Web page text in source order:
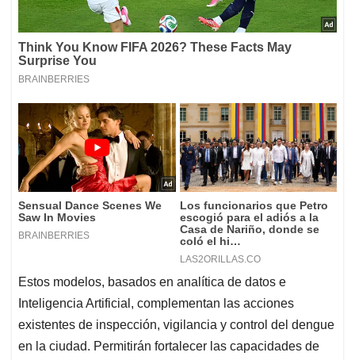
Estos modelos, basados en analítica de datos e
Inteligencia Artificial, complementan las acciones
existentes de inspección, vigilancia y control del dengue
en la ciudad. Permitirán fortalecer las capacidades de